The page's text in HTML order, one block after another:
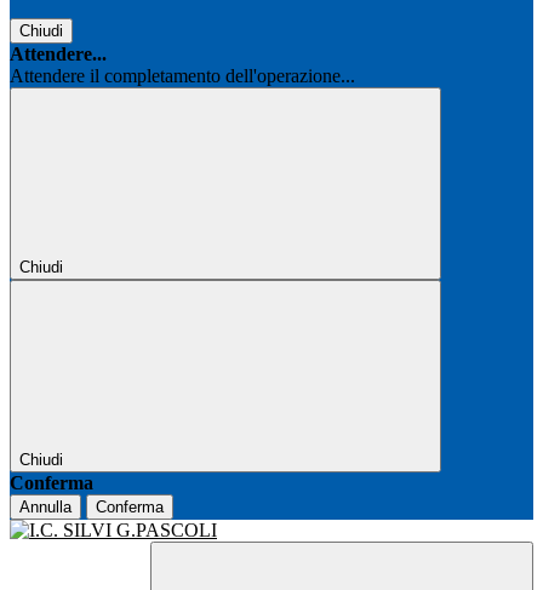
Chiudi
Attendere...
Attendere il completamento dell'operazione...
Chiudi
Chiudi
Conferma
Annulla Conferma